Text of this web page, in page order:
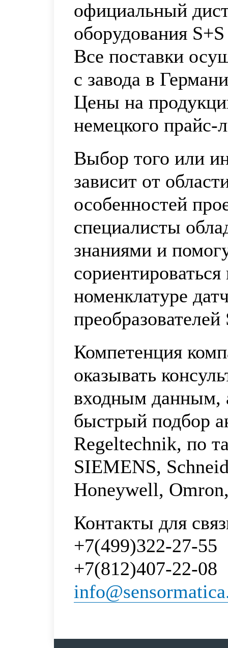
официальный
оборудования
Все поставки
с завода в
Цены на
немецкого
Выбор того или
зависит от
особенностей
специалисты
знаниями и
номенклатуре
Компетенция
оказывать
входным данным,
быстрый подбор
Regeltechnik, по
SIEMENS,
Honeywell,
Контакты для
+7(499)322-27-55
+7(812)407-22-08